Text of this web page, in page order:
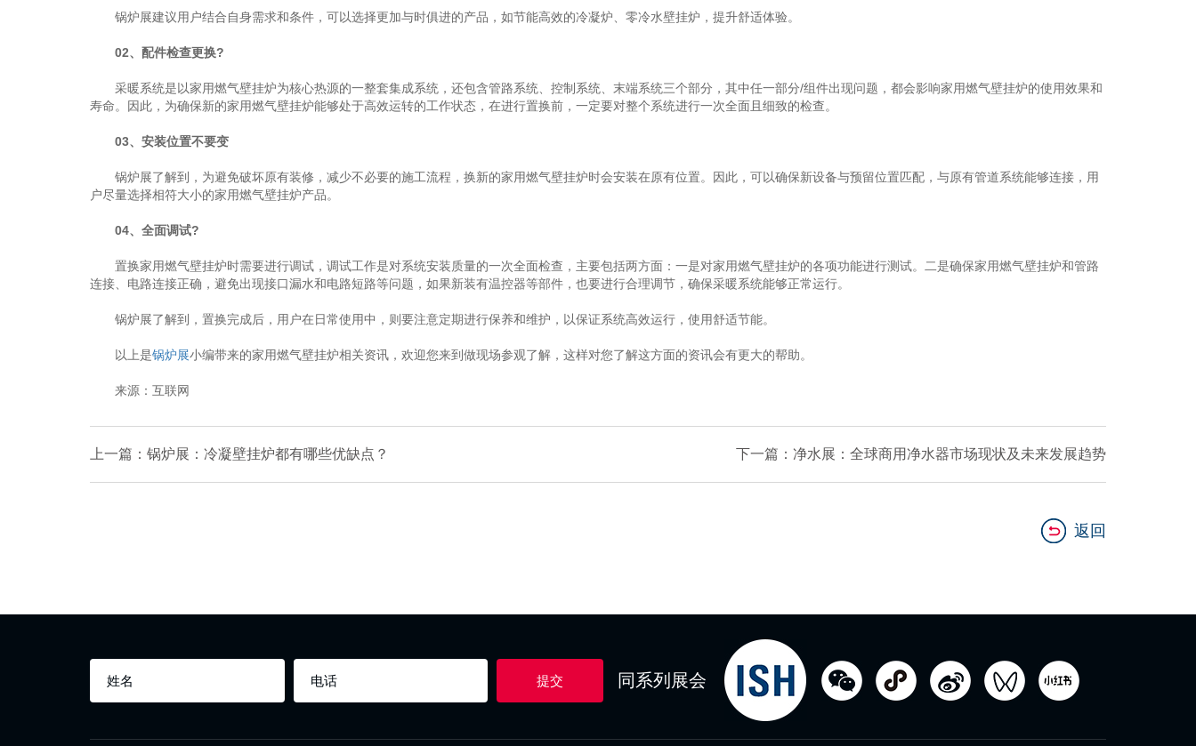
锅炉展建议用户结合自身需求和条件，可以选择更加与时俱进的产品，如节能高效的冷凝炉、零冷水壁挂炉，提升舒适体验。
02、配件检查更换?
采暖系统是以家用燃气壁挂炉为核心热源的一整套集成系统，还包含管路系统、控制系统、末端系统三个部分，其中任一部分/组件出现问题，都会影响家用燃气壁挂炉的使用效果和
寿命。因此，为确保新的家用燃气壁挂炉能够处于高效运转的工作状态，在进行置换前，一定要对整个系统进行一次全面且细致的检查。
03、安装位置不要变
锅炉展了解到，为避免破坏原有装修，减少不必要的施工流程，换新的家用燃气壁挂炉时会安装在原有位置。因此，可以确保新设备与预留位置匹配，与原有管道系统能够连接，用
户尽量选择相符大小的家用燃气壁挂炉产品。
04、全面调试?
置换家用燃气壁挂炉时需要进行调试，调试工作是对系统安装质量的一次全面检查，主要包括两方面：一是对家用燃气壁挂炉的各项功能进行测试。二是确保家用燃气壁挂炉和管路
连接、电路连接正确，避免出现接口漏水和电路短路等问题，如果新装有温控器等部件，也要进行合理调节，确保采暖系统能够正常运行。
锅炉展了解到，置换完成后，用户在日常使用中，则要注意定期进行保养和维护，以保证系统高效运行，使用舒适节能。
以上是锅炉展小编带来的家用燃气壁挂炉相关资讯，欢迎您来到做现场参观了解，这样对您了解这方面的资讯会有更大的帮助。
来源：互联网
上一篇：锅炉展：冷凝壁挂炉都有哪些优缺点？ 下一篇：净水展：全球商用净水器市场现状及未来发展趋势
返回
提交 同系列展会